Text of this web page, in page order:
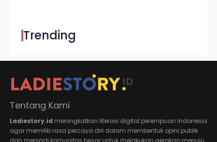
Trending
Tentang Kami
Ladiestory.id meningkatkan literasi digital perempuan Indonesia
agar memiliki rasa percaya diri dalam membentuk opini publik